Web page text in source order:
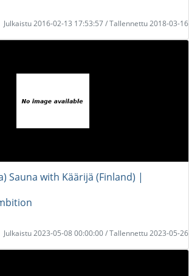
Julkaistu 2016-02-13 17:53:57 / Tallennettu 2018-03-16
Sauna with Käärijä (Finland) |
Julkaistu 2023-05-08 00:00:00 / Tallennettu 2023-05-26